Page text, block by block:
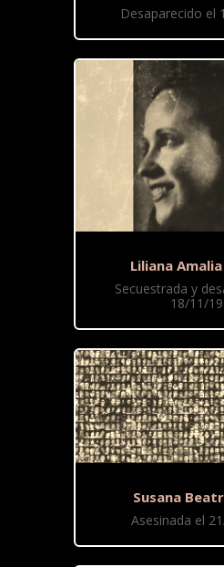
Desaparecido el
Liliana
Secuestrada y
18/11/
Susana
Asesinada el